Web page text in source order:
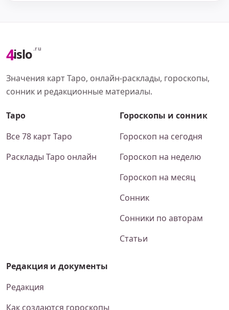
4islo .ru
Значения карт Таро, онлайн-расклады, гороскопы,
сонник и редакционные материалы.
Таро
Все 78 карт Таро
Расклады Таро онлайн
Гороскопы и сонник
Гороскоп на сегодня
Гороскоп на неделю
Гороскоп на месяц
Сонник
Сонники по авторам
Статьи
Редакция и документы
Редакция
Как создаются гороскопы